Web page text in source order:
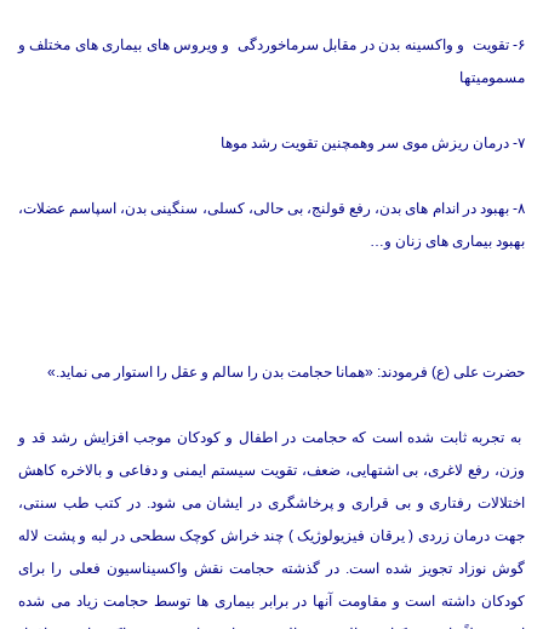
۶- تقویت و واکسینه بدن در مقابل سرماخوردگی و ویروس های بیماری های مختلف و
مسمومیتها
۷- درمان ریزش موی سر وهمچنین تقویت رشد موها
۸- بهبود در اندام های بدن، رفع قولنج، بی حالی، کسلی، سنگینی بدن، اسپاسم عضلات،
بهبود بیماری های زنان و…
حضرت علی (ع) فرمودند: «همانا حجامت بدن را سالم و عقل را استوار می نماید.»
به تجربه ثابت شده است که حجامت در اطفال و کودکان موجب افزایش رشد قد و
وزن، رفع لاغری، بی اشتهایی، ضعف، تقویت سیستم ایمنی و دفاعی و بالاخره کاهش
اختلالات رفتاری و بی قراری و پرخاشگری در ایشان می شود. در کتب طب سنتی،
جهت درمان زردی ( یرقان فیزیولوژیک ) چند خراش کوچک سطحی در لبه و پشت لاله
گوش نوزاد تجویز شده است. در گذشته حجامت نقش واکسیناسیون فعلی را برای
کودکان داشته است و مقاومت آنها در برابر بیماری ها توسط حجامت زیاد می شده